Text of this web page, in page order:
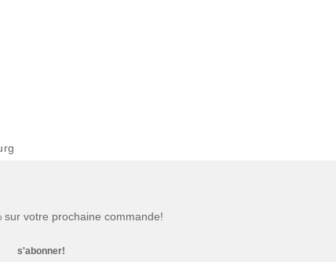
votre prochaine commande!
s'abonner!